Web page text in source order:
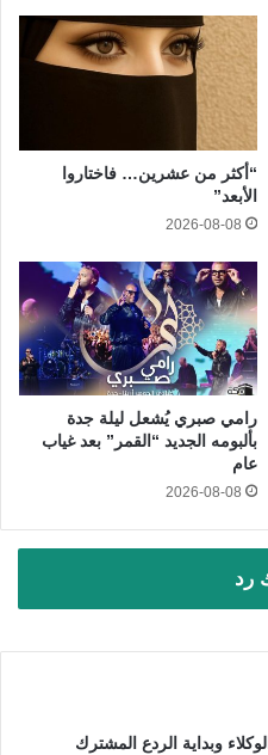
“أكثر من عشرين… فاختاروا
الأبعد”
2026-08-08
رامي صبري يُشعل ليلة جدة
بألبومه الجديد “القمر” بعد غياب
عام
2026-08-08
رد
وبداية الردع المشترك